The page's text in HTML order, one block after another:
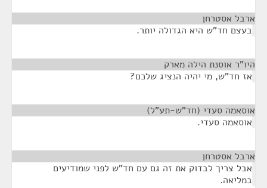
ארבל אסטרחן
בעצם חד"ש היא הגדולה יותר.
היו"ר אוסנת הילה מארק
אז חד"ש, מי יהיה הנציג שלכם?
אוסאמה סעדי (חד"ש-תע"ל)
אוסאמה סעדי.
ארבל אסטרחן
אבל צריך לבדוק את זה גם עם חד"ש לפני שמודיעים
במליאה.